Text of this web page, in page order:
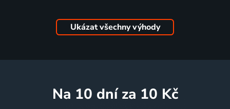
Ukázat všechny výhody
na 10 dní za 10 Kč